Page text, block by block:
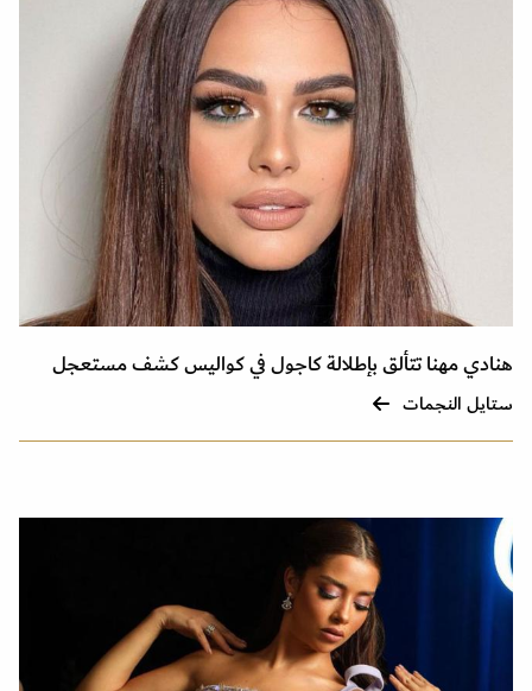
هنادي مهنا تتألق بإطلالة كاجول في كواليس كشف مستعجل
ستايل النجمات